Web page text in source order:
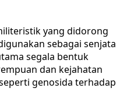
yang didorong
sebagai senjata
segala bentuk
dan kejahatan
genosida terhadap